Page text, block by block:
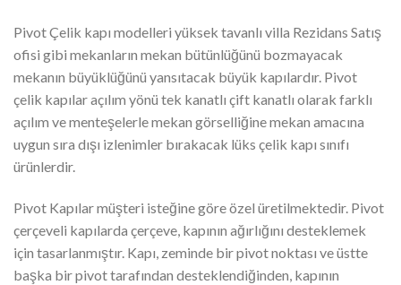
Pivot Çelik kapı modelleri yüksek tavanlı villa Rezidans Satış
ofisi gibi mekanların mekan bütünlüğünü bozmayacak
mekanın büyüklüğünü yansıtacak büyük kapılardır. Pivot
çelik kapılar açılım yönü tek kanatlı çift kanatlı olarak farklı
açılım ve menteşelerle mekan görselliğine mekan amacına
uygun sıra dışı izlenimler bırakacak lüks çelik kapı sınıfı
ürünlerdir.
Pivot Kapılar müşteri isteğine göre özel üretilmektedir. Pivot
çerçeveli kapılarda çerçeve, kapının ağırlığını desteklemek
için tasarlanmıştır. Kapı, zeminde bir pivot noktası ve üstte
başka bir pivot tarafından desteklendiğinden, kapının